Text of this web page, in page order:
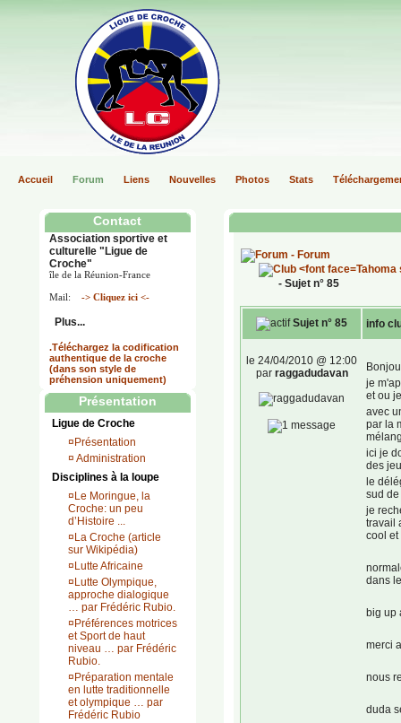
Accueil Forum Liens Nouvelles Photos Stats
Contact
Association sportive et
culturelle "Ligue de
Croche"
île de la Réunion-France
Mail: -> Cliquez ici <-
Plus...
.Téléchargez la codification
authentique de la croche
(dans son style de
préhension uniquement)
Présentation
Ligue de Croche
¤ Présentation
¤ Administration
Disciplines à la loupe
¤ Le Moringue, la
Croche: un peu
d’Histoire ...
¤ La Croche (article
sur Wikipédia)
¤ Lutte Africaine
¤ Lutte Olympique,
approche dialogique
… par Frédéric Rubio.
¤ Préférences motrices
et Sport de haut
niveau … par Frédéric
Rubio.
¤ Préparation mentale
en lutte traditionnelle
et olympique … par
Frédéric Rubio
- Forum
- Sujet n° 85
Sujet n° 85 info
le 24/04/2010 @ 12:00
par raggadudavan
je
et ou
avec
par la
ici je
des
le
sud
je
travail
cool et
dans
big up
merci
nous
duda